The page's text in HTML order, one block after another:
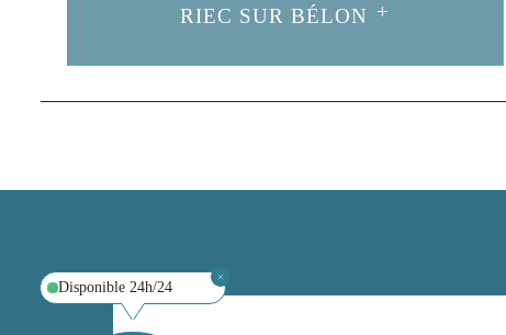
RIEC SUR BÉLON
Disponible 24h/24